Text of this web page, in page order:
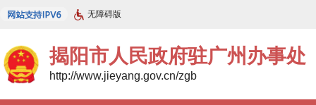
无障碍版
揭阳市人民政府驻广州办事处
http://www.jieyang.gov.cn/zgb